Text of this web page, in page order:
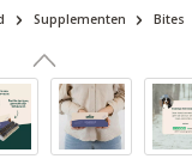
Supplementen Bites